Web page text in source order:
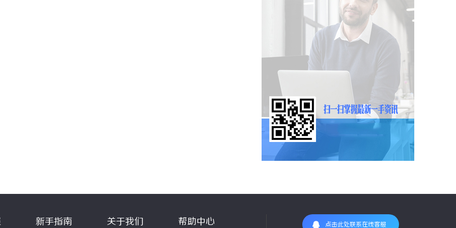
新手指南 关于我们 帮助中心 点击此处联系在线客服